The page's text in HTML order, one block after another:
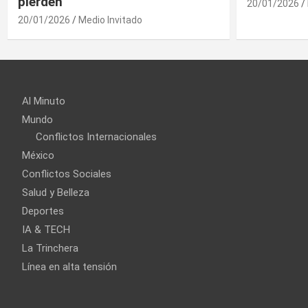
20/01/2026
Al Minuto
Mundo
Conflictos Internacionales
México
Conflictos Sociales
Salud y Belleza
Deportes
IA & TECH
La Trinchera
Línea en alta tensión